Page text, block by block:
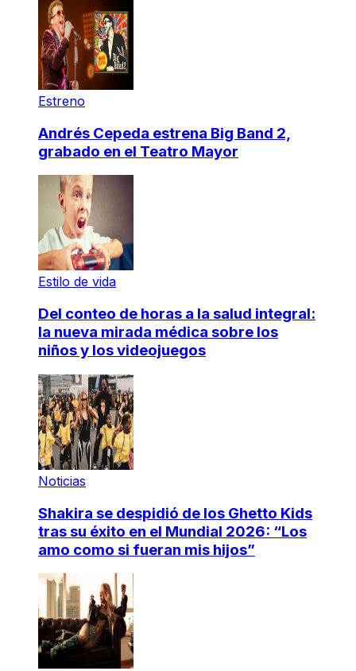
Estreno
Andrés Cepeda estrena Big Band 2,
grabado en el Teatro Mayor
Estilo de vida
Del conteo de horas a la salud integral:
la nueva mirada médica sobre los
niños y los videojuegos
Noticias
Shakira se despidió de los Ghetto Kids
tras su éxito en el Mundial 2026: “Los
amo como si fueran mis hijos”